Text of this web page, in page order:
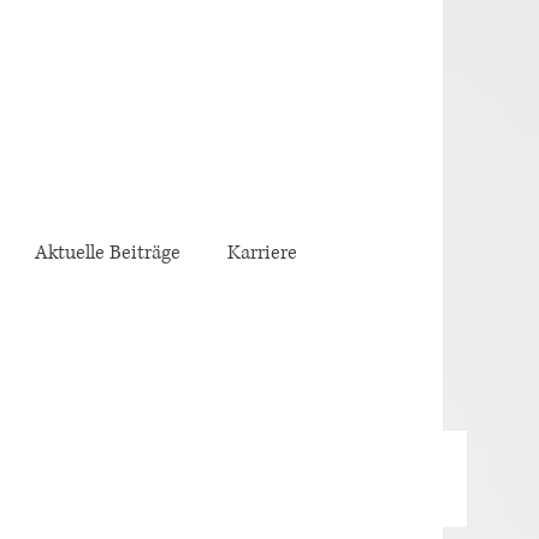
Aktuelle Beiträge Karriere